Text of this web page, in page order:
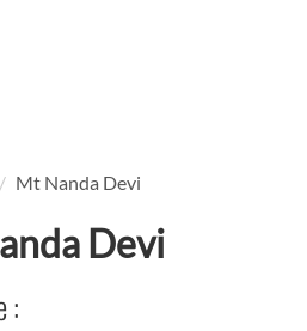
Mt Nanda Devi
Devi
: